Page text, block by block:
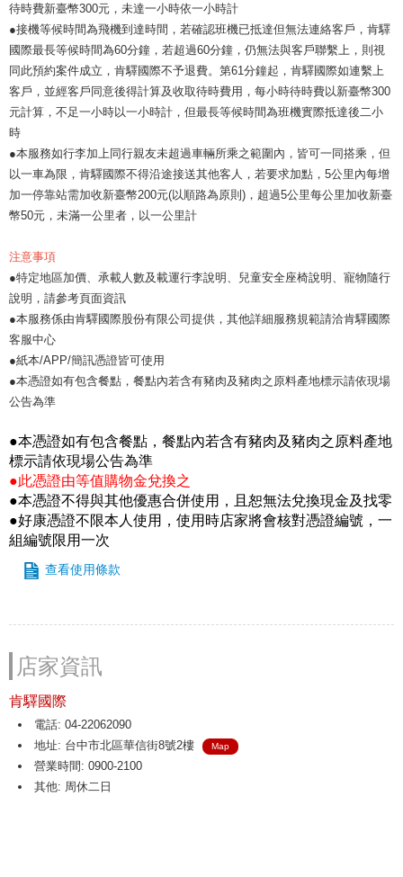
待時費新臺幣300元，未達一小時依一小時計
●接機等候時間為飛機到達時間，若確認班機已抵達但無法連絡客戶，肯驛
國際最長等候時間為60分鐘，若超過60分鐘，仍無法與客戶聯繫上，則視
同此預約案件成立，肯驛國際不予退費。第61分鐘起，肯驛國際如連繫上
客戶，並經客戶同意後得計算及收取待時費用，每小時待時費以新臺幣300
元計算，不足一小時以一小時計，但最長等候時間為班機實際抵達後二小
時
●本服務如行李加上同行親友未超過車輛所乘之範圍內，皆可一同搭乘，但
以一車為限，肯驛國際不得沿途接送其他客人，若要求加點，5公里內每增
加一停靠站需加收新臺幣200元(以順路為原則)，超過5公里每公里加收新臺
幣50元，未滿一公里者，以一公里計
注意事項
●特定地區加價、承載人數及載運行李說明、兒童安全座椅說明、寵物隨行
說明，請參考頁面資訊
●本服務係由肯驛國際股份有限公司提供，其他詳細服務規範請洽肯驛國際
客服中心
●紙本/APP/簡訊憑證皆可使用
●本憑證如有包含餐點，餐點內若含有豬肉及豬肉之原料產地標示請依現場
公告為準
●本憑證如有包含餐點，餐點內若含有豬肉及豬肉之原料產地
標示請依現場公告為準
●此憑證由等值購物金兌換之
●本憑證不得與其他優惠合併使用，且恕無法兌換現金及找零
●好康憑證不限本人使用，使用時店家將會核對憑證編號，一
組編號限用一次
查看使用條款
店家資訊
肯驛國際
電話: 04-22062090
地址: 台中市北區華信街8號2樓
Map
營業時間: 0900-2100
其他: 周休二日